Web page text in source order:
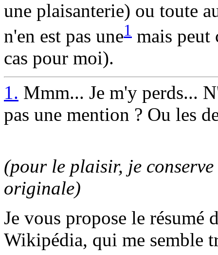
une plaisanterie) ou toute
n'en est pas une1 mais peut
cas pour moi).
1. Mmm... Je m'y perds...
pas une mention ? Ou les
(pour le plaisir, je
originale)
Je vous propose le résumé
Wikipédia, qui me semble